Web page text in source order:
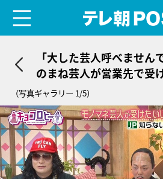
「大した芸人呼べません
のまね芸人が営業先で受
「1000人の社員の前で…」
（写真ギャラリー 1/5）